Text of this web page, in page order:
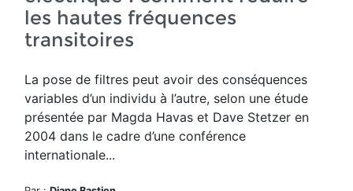
les hautes fréquences
transitoires
La pose de filtres peut avoir des conséquences
variables d’un individu à l’autre, selon une étude
présentée par Magda Havas et Dave Stetzer en
2004 dans le cadre d’une conférence
internationale...